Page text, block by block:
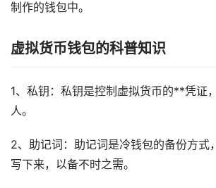
制作的钱包中。
虚拟货币钱包的科普知识
1、私钥：私钥是控制虚拟货币的**凭证
人。
2、助记词：助记词是冷钱包的备份方式
写下来，以备不时之需。